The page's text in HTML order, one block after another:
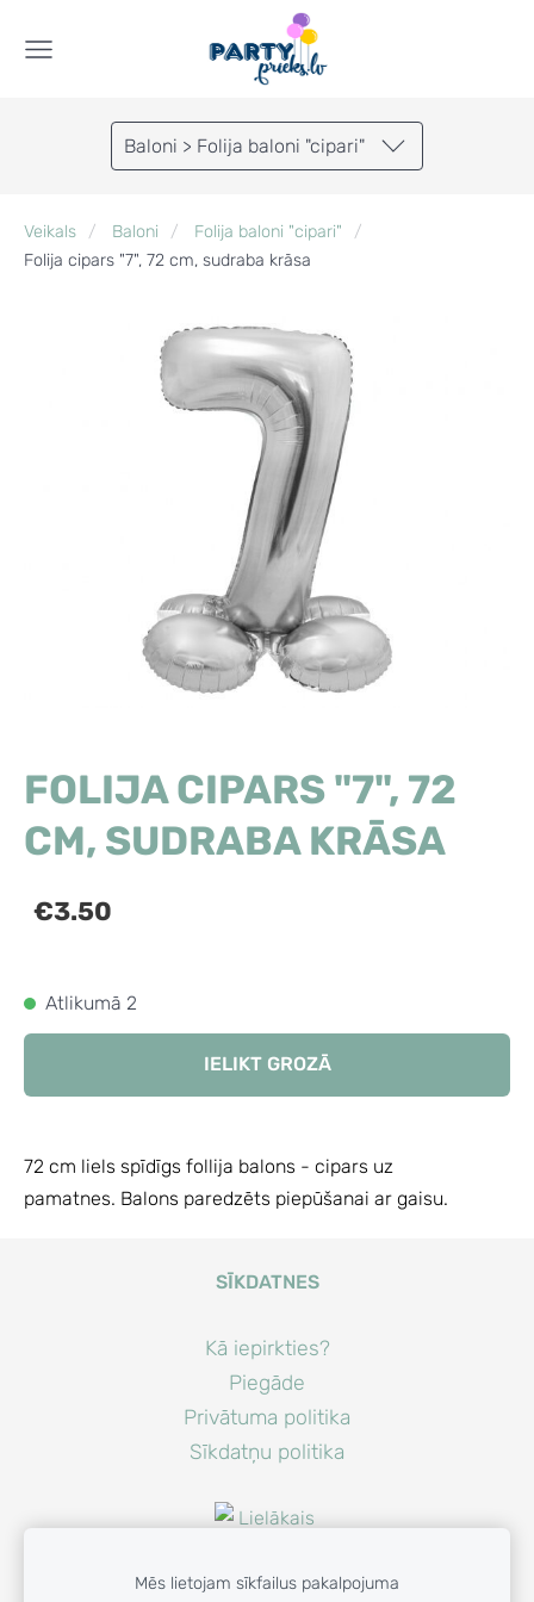
Baloni > Folija baloni "cipari"
Veikals Baloni
Folija baloni "cipari"
Folija cipars "7", 72 cm, sudraba krāsa
FOLIJA CIPARS "7", 72
CM, SUDRABA KRĀSA
€3.50
Atlikumā 2
IELIKT GROZĀ
72 cm liels spīdīgs follija balons - cipars uz
pamatnes. Balons paredzēts piepūšanai ar gaisu.
SĪKDATNES
Kā iepirkties?
Piegāde
Privātuma politika
Sīkdatņu politika
Mēs lietojam sīkfailus pakalpojuma